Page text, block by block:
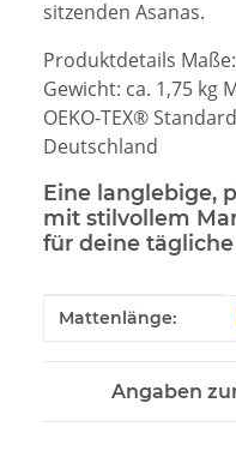
sitzenden Asanas.
Produktdetails
Gewicht: ca. 1,75 kg
OEKO-TEX®
Deutschland
Eine langlebige,
mit stilvollem
für deine tägliche
Produkteigenschaft
Wert
Mattenlänge:
Angaben